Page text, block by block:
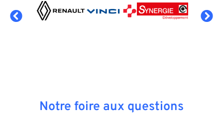
Notre foire aux questions